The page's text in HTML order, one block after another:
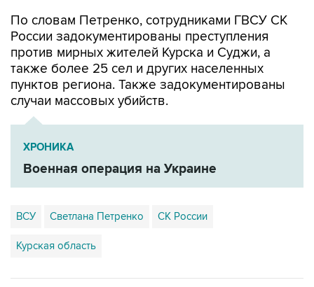
По словам Петренко, сотрудниками ГВСУ СК
России задокументированы преступления
против мирных жителей Курска и Суджи, а
также более 25 сел и других населенных
пунктов региона. Также задокументированы
случаи массовых убийств.
ХРОНИКА
Военная операция на Украине
ВСУ Светлана Петренко СК России
Курская область